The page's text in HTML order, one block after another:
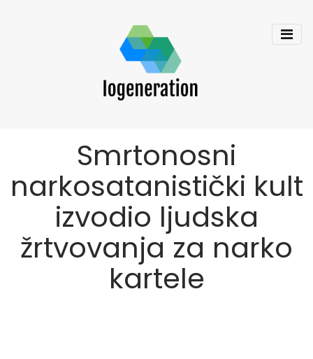
Smrtonosni
narkosatanistički kult
izvodio ljudska
žrtvovanja za narko
kartele